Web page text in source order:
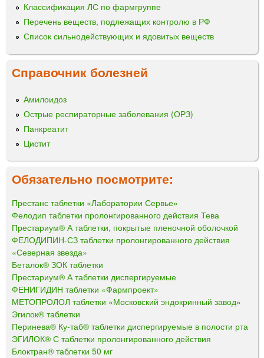
Классификация ЛС по фармгруппе
Перечень веществ, подлежащих контролю в РФ
Список сильнодействующих и ядовитых веществ
Справочник болезней
Амилоидоз
Острые респираторные заболевания (ОРЗ)
Панкреатит
Цистит
Обязательно посмотрите:
Престанс таблетки «Лаборатории Сервье»
Фелодип таблетки пролонгированного действия Тева
Престариум® А таблетки, покрытые пленочной оболочкой
ФЕЛОДИПИН-СЗ таблетки пролонгированного действия
«Северная звезда»
Беталок® ЗОК таблетки
Престариум® А таблетки диспергируемые
ФЕНИГИДИН таблетки «Фармпроект»
МЕТОПРОЛОЛ таблетки «Московский эндокринный завод»
Эгилок® таблетки
Перинева® Ку-таб® таблетки диспергируемые в полости рта
ЭГИЛОК® С таблетки пролонгированного действия
Блоктран® таблетки 50 мг